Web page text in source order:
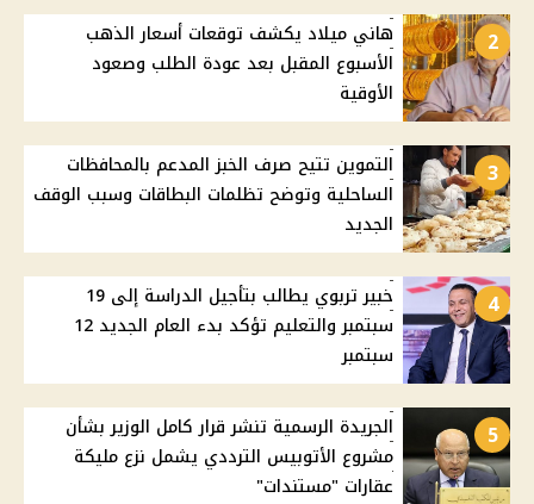
2
هاني ميلاد يكشف توقعات أسعار الذهب
الأسبوع المقبل بعد عودة الطلب وصعود
الأوقية
3
التموين تتيح صرف الخبز المدعم بالمحافظات
الساحلية وتوضح تظلمات البطاقات وسبب الوقف
الجديد
4
خبير تربوي يطالب بتأجيل الدراسة إلى 19
سبتمبر والتعليم تؤكد بدء العام الجديد 12
سبتمبر
5
الجريدة الرسمية تنشر قرار كامل الوزير بشأن
مشروع الأتوبيس الترددي يشمل نزع مليكة
عقارات "مستندات"